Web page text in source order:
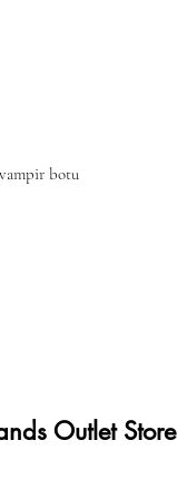
botu
Outlet Store